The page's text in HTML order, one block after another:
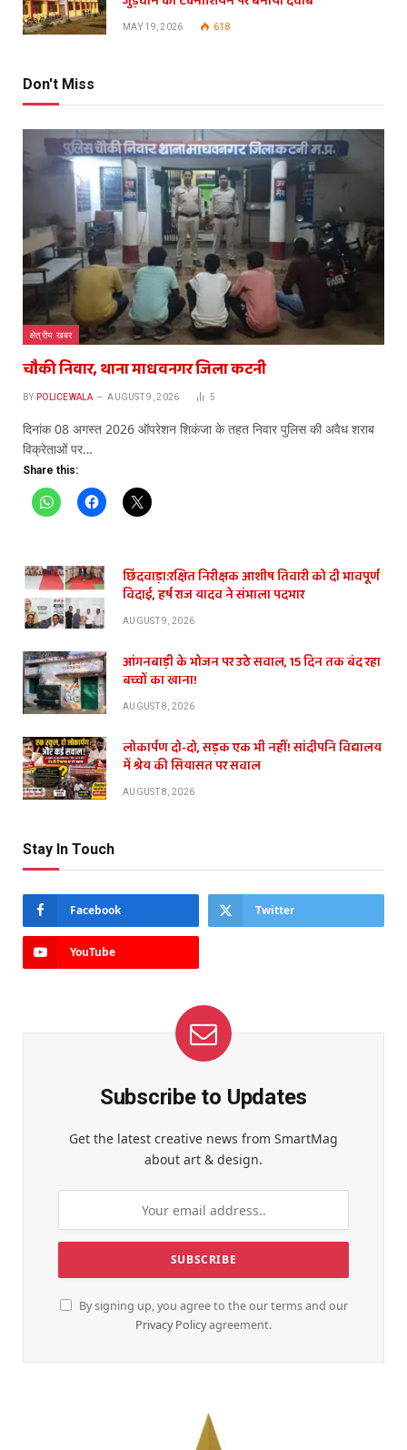
MAY 19, 2026 618
Don't Miss
क्षेत्रीय खबर
चौकी निवार, थाना माधवनगर जिला कटनी
BY POLICEWALA AUGUST 9, 2026 5
दिनांक 08 अगस्त 2026 ऑपरेशन शिकंजा के तहत निवार पुलिस की अवैध शराब
विक्रेताओं पर…
Share this:
छिंदवाड़ा:रक्षित निरीक्षक आशीष तिवारी को दी भावपूर्ण
विदाई, हर्ष राज यादव ने संभाला पदभार
AUGUST 9, 2026
आंगनबाड़ी के भोजन पर उठे सवाल, 15 दिन तक बंद रहा
बच्चों का खाना!
AUGUST 8, 2026
लोकार्पण दो-दो, सड़क एक भी नहीं! सांदीपनि विद्यालय
में श्रेय की सियासत पर सवाल
AUGUST 8, 2026
Stay In Touch
Facebook Twitter
YouTube
Subscribe to Updates
Get the latest creative news from SmartMag
about art & design.
By signing up, you agree to the our terms and our
Privacy Policyagreement.